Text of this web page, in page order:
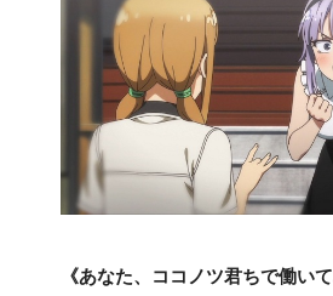
《あなた、ココノツ君ちで働い